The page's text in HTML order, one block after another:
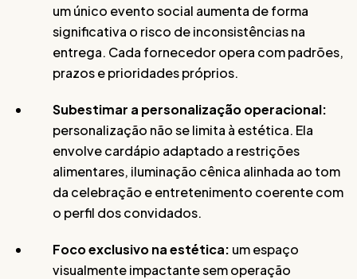
um único evento social aumenta de forma
significativa o risco de inconsistências na
entrega. Cada fornecedor opera com padrões,
prazos e prioridades próprios.
Subestimar a personalização operacional:
personalização não se limita à estética. Ela
envolve cardápio adaptado a restrições
alimentares, iluminação cênica alinhada ao tom
da celebração e entretenimento coerente com
o perfil dos convidados.
Foco exclusivo na estética: um espaço
visualmente impactante sem operação